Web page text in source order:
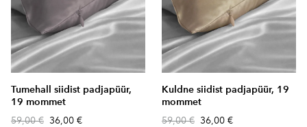
Tumehall siidist padjapüür,
19 mommet
59,00 € 36,00 €
Kuldne siidist padjapüür, 19
mommet
59,00 € 36,00 €